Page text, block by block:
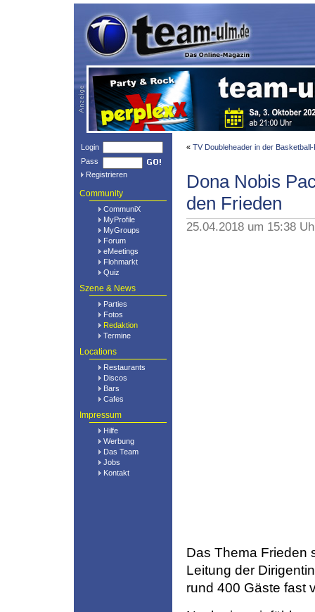
Login
Pass
Registrieren
Community
CommuniX
MyProfile
MyGroups
Forum
eMeetings
Flohmarkt
Quiz
Szene & News
Parties
Fotos
Redaktion
Termine
Locations
Restaurants
Discos
Bars
Cafes
Impressum
Hilfe
Werbung
Das Team
Jobs
Kontakt
« TV Doubleheader in der
Dona Nobis
den Frieden
25.04.2018 um 15:38
Das Thema Frieden
Leitung der
rund 400 Gäste fast